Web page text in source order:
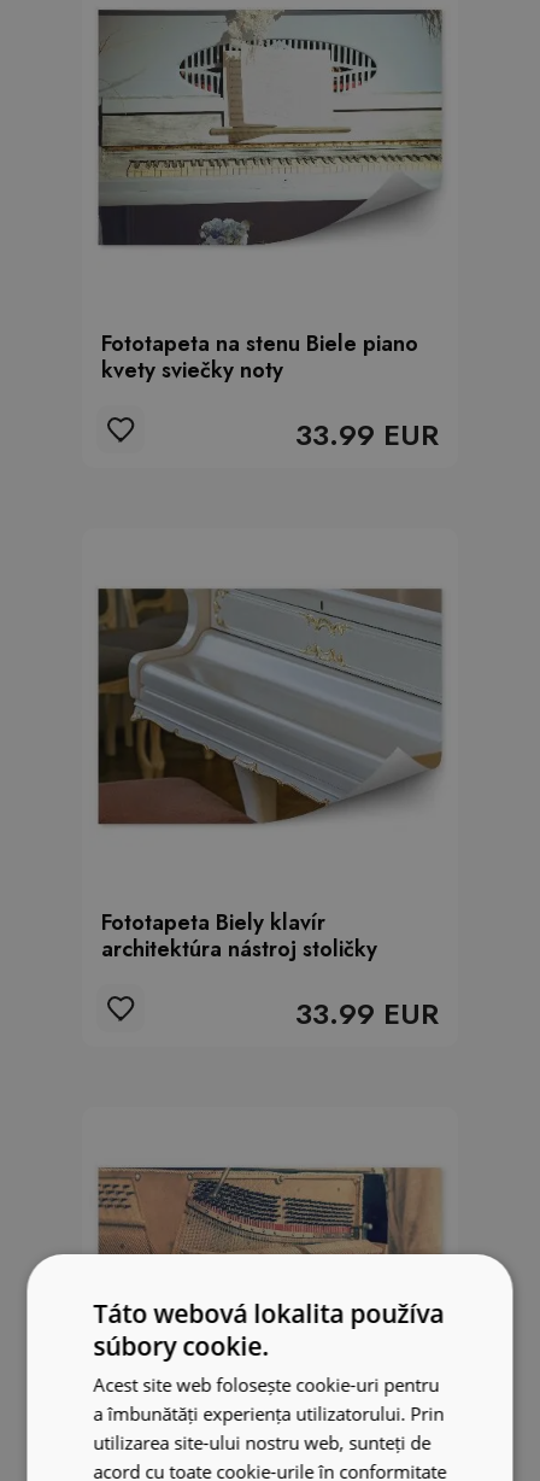
Fototapeta na stenu Biele piano
kvety sviečky noty
33.99 EUR
Fototapeta Biely klavír
architektúra nástroj stoličky
33.99 EUR
Táto webová lokalita používa
súbory cookie.
Acest site web folosește cookie-uri pentru
a îmbunătăți experiența utilizatorului. Prin
utilizarea site-ului nostru web, sunteți de
acord cu toate cookie-urile în conformitate